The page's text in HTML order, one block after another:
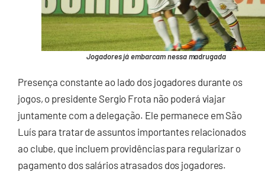
Jogadores já embarcam nessa madrugada
Presença constante ao lado dos jogadores durante os
jogos, o presidente Sergio Frota não poderá viajar
juntamente com a delegação. Ele permanece em São
Luís para tratar de assuntos importantes relacionados
ao clube, que incluem providências para regularizar o
pagamento dos salários atrasados dos jogadores.